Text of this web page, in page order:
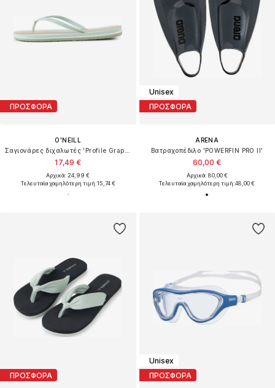
ΠΡΟΣΦΟΡΑ
O'NEILL
17,49 €
Αρχικά: 24,99 €
Τελευταία χαμηλότερη τιμή:15,74 €
Unisex
ΠΡΟΣΦΟΡΑ
ARENA
Βατραχοπέδιλο 'POWERFIN PRO II'
60,00 €
Αρχικά: 80,00 €
Τελευταία χαμηλότερη τιμή:48,00 €
ΠΡΟΣΦΟΡΑ
Unisex
ΠΡΟΣΦΟΡΑ